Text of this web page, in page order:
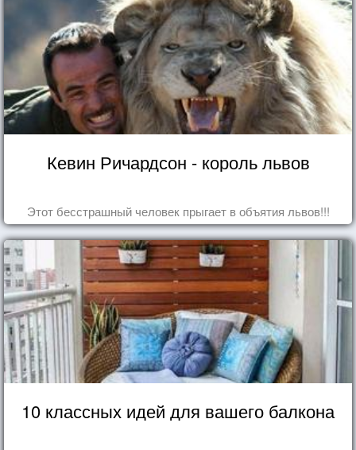
Кевин Ричардсон - король львов
Этот бесстрашный человек прыгает в объятия львов!!!
10 классных идей для вашего балкона